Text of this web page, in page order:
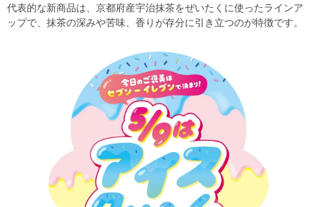
代表的な新商品は、京都府産宇治抹茶をぜいたくに使ったラインア
ップで、抹茶の深みや苦味、香りが存分に引き立つのが特徴です。